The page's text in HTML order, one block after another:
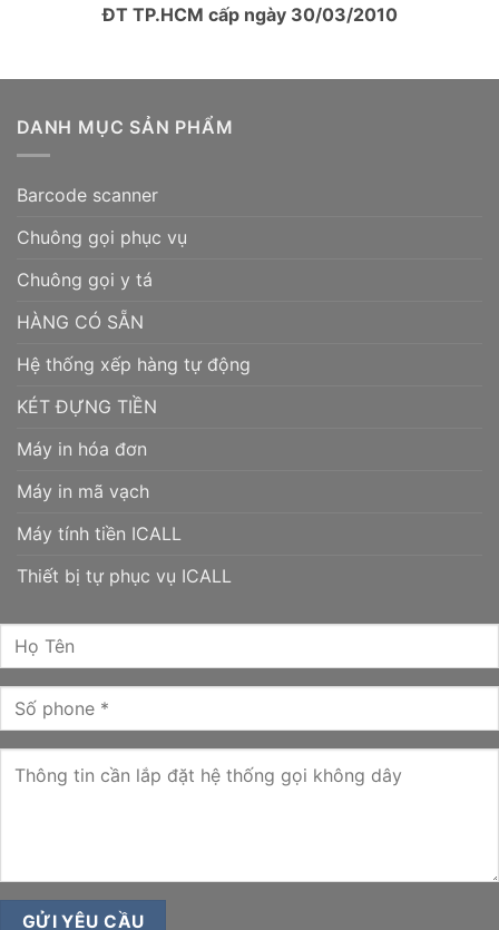
ĐT TP.HCM cấp ngày 30/03/2010
DANH MỤC SẢN PHẨM
Barcode scanner
Chuông gọi phục vụ
Chuông gọi y tá
HÀNG CÓ SẴN
Hệ thống xếp hàng tự động
KÉT ĐỰNG TIỀN
Máy in hóa đơn
Máy in mã vạch
Máy tính tiền ICALL
Thiết bị tự phục vụ ICALL